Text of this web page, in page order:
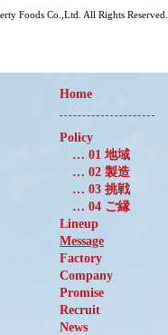
Foods Co.,Ltd. All Rights Reserved.
Home
Policy
… 01 地域
… 02 製造
… 03 挑戦
… 04 ご縁
Lineup
Message
Factory
Company
Promise
Recruit
News